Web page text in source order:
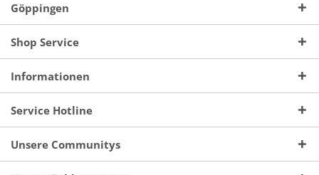
Göppingen
Shop Service
Informationen
Service Hotline
Unsere Communitys